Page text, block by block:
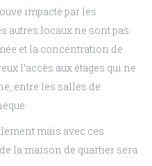
impacté par les
autres locaux ne sont pas
et la concentration de
l’accès aux étages qui ne
entre les salles de
mais avec ces
la maison de quartier sera